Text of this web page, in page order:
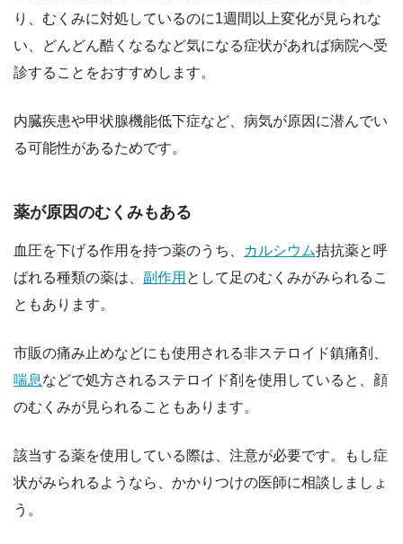
り、むくみに対処しているのに1週間以上変化が見られな
い、どんどん酷くなるなど気になる症状があれば病院へ受
診することをおすすめします。
内臓疾患や甲状腺機能低下症など、病気が原因に潜んでい
る可能性があるためです。
薬が原因のむくみもある
血圧を下げる作用を持つ薬のうち、 カルシウム拮抗薬と呼
ばれる種類の薬は、 副作用 として足のむくみがみられるこ
ともあります。
市販の痛み止めなどにも使用される非ステロイド鎮痛剤、
喘息などで処方されるステロイド剤を使用していると、顔
のむくみが見られることもあります。
該当する薬を使用している際は、注意が必要です。もし症
状がみられるようなら、かかりつけの医師に相談しましょ
う。